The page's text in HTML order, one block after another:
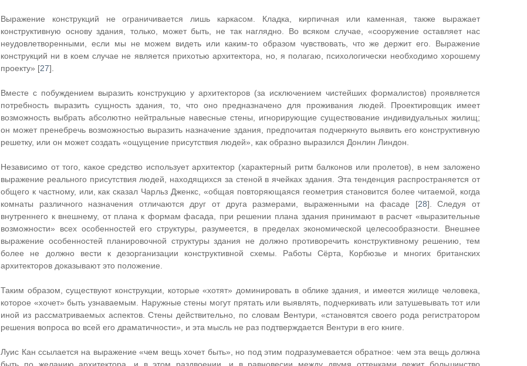
Выражение конструкций не ограничивается лишь каркасом. Кладка, кирпичная или каменная, также выражает
конструктивную основу здания, только, может быть, не так наглядно. Во всяком случае, «сооружение оставляет нас
неудовлетворенными, если мы не можем видеть или каким-то образом чувствовать, что же держит его. Выражение
конструкций ни в коем случае не является прихотью архитектора, но, я полагаю, психологически необходимо хорошему
проекту» [27].
Вместе с побуждением выразить конструкцию у архитекторов (за исключением чистейших формалистов) проявляется
потребность выразить сущность здания, то, что оно предназначено для проживания людей. Проектировщик имеет
возможность выбрать абсолютно нейтральные навесные стены, игнорирующие существование индивидуальных жилищ;
он может пренебречь возможностью выразить назначение здания, предпочитая подчеркнуто выявить его конструктивную
решетку, или он может создать «ощущение присутствия людей», как образно выразился Донлин Линдон.
Независимо от того, какое средство использует архитектор (характерный ритм балконов или пролетов), в нем заложено
выражение реального присутствия людей, находящихся за стеной в ячейках здания. Эта тенденция распространяется от
общего к частному, или, как сказал Чарльз Дженкс, «общая повторяющаяся геометрия становится более читаемой, когда
комнаты различного назначения отличаются друг от друга размерами, выраженными на фасаде [28]. Следуя от
внутреннего к внешнему, от плана к формам фасада, при решении плана здания принимают в расчет «выразительные
возможности» всех особенностей его структуры, разумеется, в пределах экономической целесообразности. Внешнее
выражение особенностей планировочной структуры здания не должно противоречить конструктивному решению, тем
более не должно вести к дезорганизации конструктивной схемы. Работы Сёрта, Корбюзье и многих британских
архитекторов доказывают это положение.
Таким образом, существуют конструкции, которые «хотят» доминировать в облике здания, и имеется жилище человека,
которое «хочет» быть узнаваемым. Наружные стены могут прятать или выявлять, подчеркивать или затушевывать тот или
иной из рассматриваемых аспектов. Стены действительно, по словам Вентури, «становятся своего рода регистратором
решения вопроса во всей его драматичности», и эта мысль не раз подтверждается Вентури в его книге.
Луис Кан ссылается на выражение «чем вещь хочет быть», но под этим подразумевается обратное: чем эта вещь должна